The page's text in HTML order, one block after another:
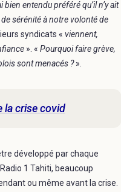
bien entendu préféré qu’il n’y ait
sérénité à notre volonté de
syndicats « viennent,
». « Pourquoi faire grève,
sont menacés ?».
la crise covid
développé par chaque
1 Tahiti, beaucoup
ou même avant la crise.